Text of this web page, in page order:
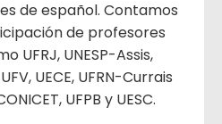
de español. Contamos
de profesores
UFRJ, UNESP-Assis,
UECE, UFRN-Currais
UFPB y UESC.